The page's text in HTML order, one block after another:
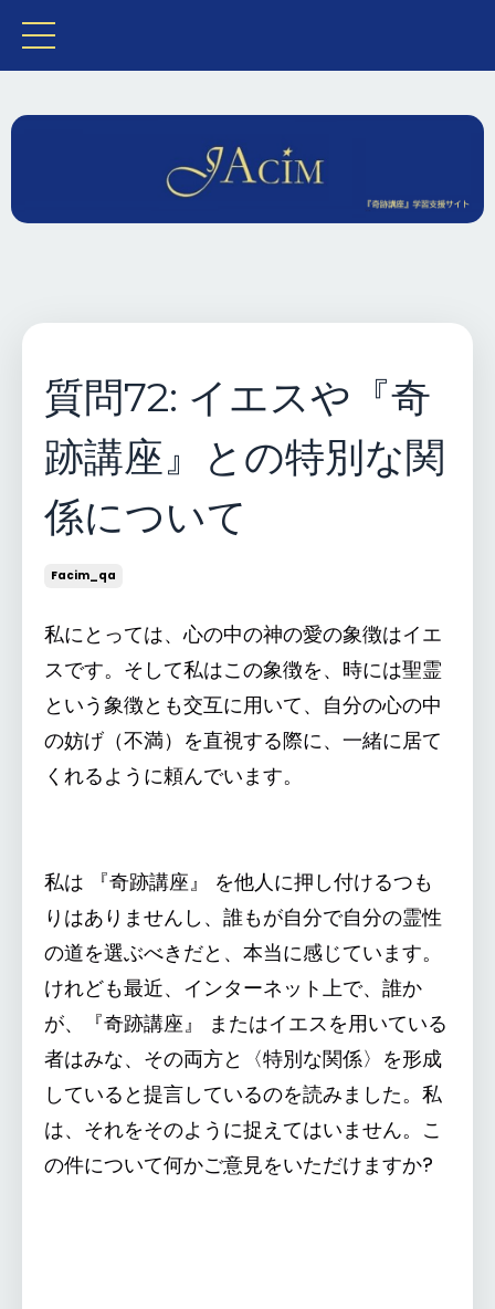
質問72: イエスや『奇
跡講座』との特別な関
係について
Facim_qa
私にとっては、心の中の神の愛の象徴はイエ
スです。そして私はこの象徴を、時には聖霊
という象徴とも交互に用いて、自分の心の中
の妨げ（不満）を直視する際に、一緒に居て
くれるように頼んでいます。
私は 『奇跡講座』 を他人に押し付けるつも
りはありませんし、誰もが自分で自分の霊性
の道を選ぶべきだと、本当に感じています。
けれども最近、インターネット上で、誰か
が、『奇跡講座』 またはイエスを用いている
者はみな、その両方と〈特別な関係〉を形成
していると提言しているのを読みました。私
は、それをそのように捉えてはいません。こ
の件について何かご意見をいただけますか?